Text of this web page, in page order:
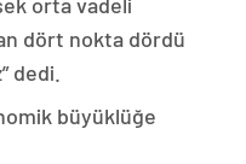
dört nokta dördü
dedi.
büyüklüğe